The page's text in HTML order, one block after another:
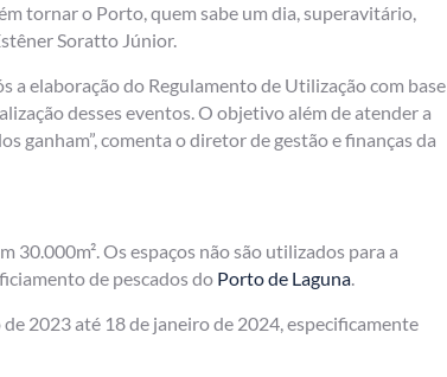
tornar o Porto, quem sabe um dia, superavitário,
Soratto Júnior.
elaboração do Regulamento de Utilização com base
desses eventos. O objetivo além de atender a
ganham”, comenta o diretor de gestão e finanças da
30.000m². Os espaços não são utilizados para a
de pescados do Porto de Laguna.
2023 até 18 de janeiro de 2024, especificamente